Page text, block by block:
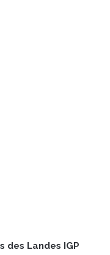
des Landes IGP